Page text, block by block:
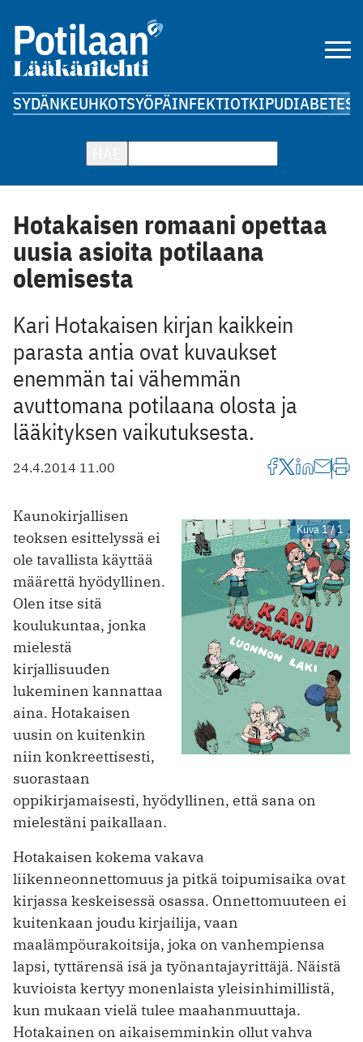
SYDÄNKEUHKOTSYÖPÄINFEKTIOTKIPUDIABETES
Hotakaisen romaani opettaa
uusia asioita potilaana
olemisesta
Kari Hotakaisen kirjan kaikkein
parasta antia ovat kuvaukset
enemmän tai vähemmän
avuttomana potilaana olosta ja
lääkityksen vaikutuksesta.
24.4.2014 11.00
Kuva 1 / 1
Kaunokirjallisen
teoksen esittelyssä ei
ole tavallista käyttää
määrettä hyödyllinen.
Olen itse sitä
koulukuntaa, jonka
mielestä
kirjallisuuden
lukeminen kannattaa
aina. Hotakaisen
uusin on kuitenkin
niin konkreettisesti,
suorastaan
oppikirjamaisesti, hyödyllinen, että sana on
mielestäni paikallaan.
Hotakaisen kokema vakava
liikenneonnettomuus ja pitkä toipumisaika ovat
kirjassa keskeisessä osassa. Onnettomuuteen ei
kuitenkaan joudu kirjailija, vaan
maalämpöurakoitsija, joka on vanhempiensa
lapsi, tyttärensä isä ja työnantajayrittäjä. Näistä
kuvioista kertyy monenlaista yleisinhimillistä,
kun mukaan vielä tulee maahanmuuttaja.
Hotakainen on aikaisemminkin ollut vahva